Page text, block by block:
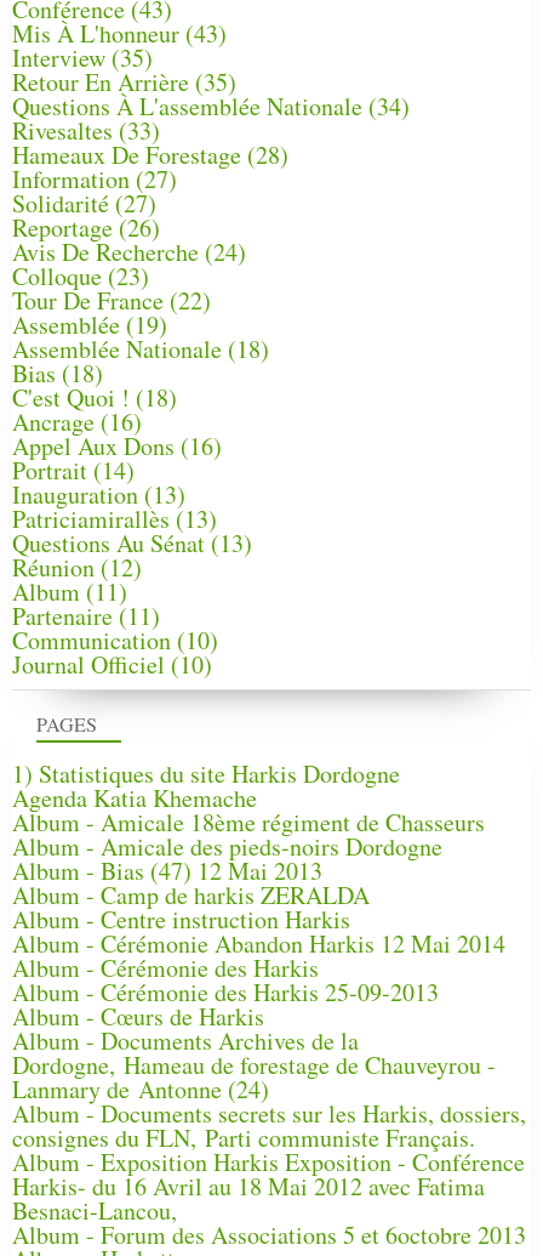
PAGES
1) Statistiques du site Harkis Dordogne
Agenda Katia Khemache
Album - Amicale 18ème régiment de Chasseurs
Album - Amicale des pieds-noirs Dordogne
Album - Bias (47) 12 Mai 2013
Album - Camp de harkis ZERALDA
Album - Centre instruction Harkis
Album - Cérémonie Abandon Harkis 12 Mai 2014
Album - Cérémonie des Harkis
Album - Cérémonie des Harkis 25-09-2013
Album - Cœurs de Harkis
Album - Documents Archives de la
Dordogne, Hameau de forestage de Chauveyrou -
Lanmary de Antonne (24)
Album - Documents secrets sur les Harkis, dossiers,
consignes du FLN, Parti communiste Français.
Album - Exposition Harkis Exposition - Conférence
Harkis- du 16 Avril au 18 Mai 2012 avec Fatima
Besnaci-Lancou,
Album - Forum des Associations 5 et 6octobre 2013
Conférence (43)
Mis À L'honneur (43)
Interview (35)
Retour En Arrière (35)
Questions À L'assemblée Nationale (34)
Rivesaltes (33)
Hameaux De Forestage (28)
Information (27)
Solidarité (27)
Reportage(26)
Avis De Recherche (24)
Colloque (23)
Tour De France (22)
Assemblée (19)
Assemblée Nationale (18)
Bias (18)
C'est Quoi ! (18)
Ancrage (16)
Appel Aux Dons (16)
Portrait (14)
Inauguration (13)
Patriciamirallès (13)
Questions Au Sénat(13)
Réunion (12)
Album (11)
Partenaire(11)
Communication (10)
Journal Officiel (10)